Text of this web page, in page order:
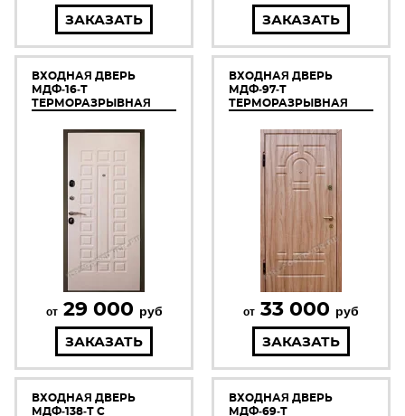
ЗАКАЗАТЬ ЗАКАЗАТЬ
ВХОДНАЯ ДВЕРЬ
МДФ-16-Т
ТЕРМОРАЗРЫВНАЯ
от 29 000 руб
ЗАКАЗАТЬ
ВХОДНАЯ ДВЕРЬ
МДФ-97-Т
ТЕРМОРАЗРЫВНАЯ
от 33 000 руб
ЗАКАЗАТЬ
ВХОДНАЯ ДВЕРЬ
МДФ-138-Т С
ВХОДНАЯ ДВЕРЬ
МДФ-69-Т